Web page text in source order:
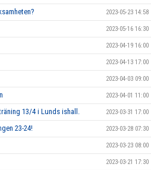
2023-05-23 14:58
2023-05-16 16:30
2023-04-19 16:00
2023-04-13 17:00
2023-04-03 09:00
2023-04-01 11:00
13/4 i Lunds ishall. 2023-03-31 17:00
23-24! 2023-03-28 07:30
2023-03-23 08:00
2023-03-21 17:30